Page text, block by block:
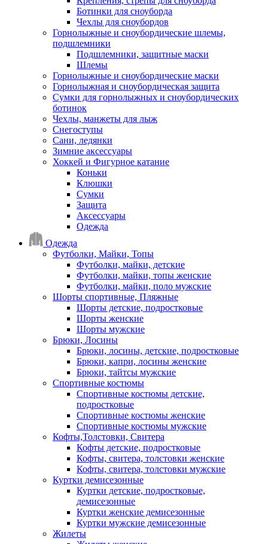
Ботинки для сноуборда
Чехлы для сноубордов
Горнолыжные и сноубордические шлемы,
подшлемники
Подшлемники, защитные маски
Шлемы
Горнолыжные и сноубордические маски
Горнолыжная и сноубордическая защита
Сумки для горнолыжных и сноубордических
ботинок
Чехлы, манжеты для лыж
Снегоступы
Сани, ледянки
Зимние аксессуары
Хоккей и Фигурное катание
Коньки
Клюшки
Сумки
Защита
Аксессуары
Одежда
Одежда
Футболки, Майки, Топы
Футболки, майки, детские
Футболки, майки, топы женские
Футболки, майки, поло мужские
Шорты спортивные, Пляжные
Шорты детские, подростковые
Шорты женские
Шорты мужские
Брюки, Лосины
Брюки, лосины, детские, подростковые
Брюки, капри, лосины женские
Брюки, тайтсы мужские
Спортивные костюмы
Спортивные костюмы детские,
подростковые
Спортивные костюмы женские
Спортивные костюмы мужские
Кофты,Толстовки, Свитера
Кофты детские, подростковые
Кофты, свитера, толстовки женские
Кофты, свитера, толстовки мужские
Куртки демисезонные
Куртки детские, подростковые,
демисезонные
Куртки женские демисезонные
Куртки мужские демисезонные
Жилеты